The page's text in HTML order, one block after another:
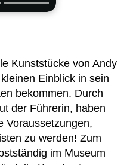
Kunststücke von Andy
Einblick in sein
bekommen. Durch
der Führerin, haben
Voraussetzungen,
zu werden! Zum
im Museum